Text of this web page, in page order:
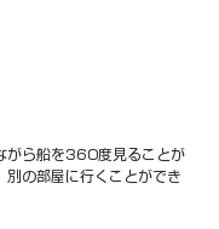
がら船を360度見ることが
別の部屋に行くことができ